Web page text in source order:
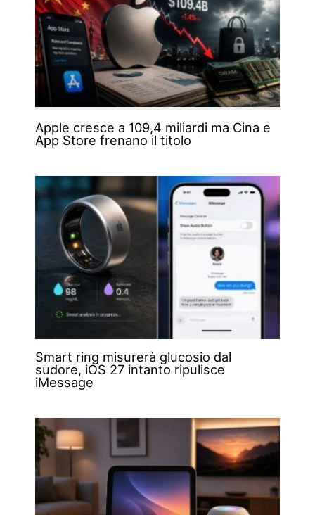
Apple cresce a 109,4 miliardi ma Cina e
App Store frenano il titolo
Smart ring misurerà glucosio dal
sudore, iOS 27 intanto ripulisce
iMessage